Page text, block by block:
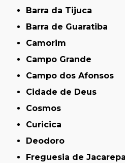
Barra da Tijuca
Barra de Guaratiba
Camorim
Campo Grande
Campo dos Afonsos
Cidade de Deus
Cosmos
Curicica
Deodoro
Freguesia de